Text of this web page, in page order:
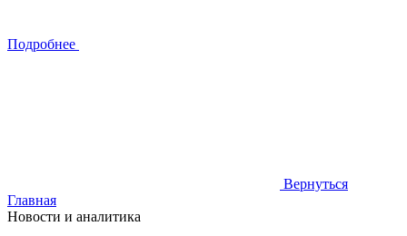
Подробнее
Вернуться
Главная
Новости и аналитика